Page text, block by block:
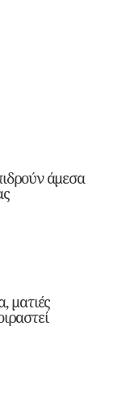
άμεσα
ματιές